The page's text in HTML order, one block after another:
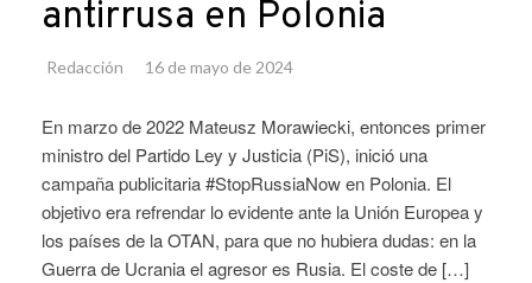
antirrusa en Polonia
Redacción 16 de mayo de 2024
En marzo de 2022 Mateusz Morawiecki, entonces primer
ministro del Partido Ley y Justicia (PiS), inició una
campaña publicitaria #StopRussiaNow en Polonia. El
objetivo era refrendar lo evidente ante la Unión Europea y
los países de la OTAN, para que no hubiera dudas: en la
Guerra de Ucrania el agresor es Rusia. El coste de […]